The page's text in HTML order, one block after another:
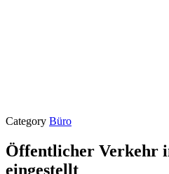
Category Büro
Öffentlicher Verkehr
eingestellt